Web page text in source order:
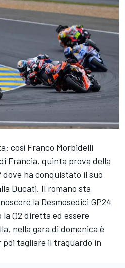
così Franco Morbidelli
Francia, quinta prova della
dove ha conquistato il suo
Ducati. Il romano sta
la Desmosedici GP24
Q2 diretta ed essere
nella gara di domenica è
tagliare il traguardo in